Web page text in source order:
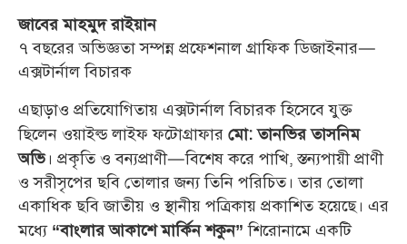
জাবের মাহমুদ রাইয়ান
৭ বছরের অভিজ্ঞতা সম্পন্ন প্রফেশনাল গ্রাফিক ডিজাইনার—
এক্সটার্নাল বিচারক
এছাড়াও প্রতিযোগিতায় এক্সটার্নাল বিচারক হিসেবে যুক্ত
ছিলেন ওয়াইল্ড লাইফ ফটোগ্রাফার মো: তানভির তাসনিম
অভি। প্রকৃতি ও বন্যপ্রাণী—বিশেষ করে পাখি, স্তন্যপায়ী প্রাণী
ও সরীসৃপের ছবি তোলার জন্য তিনি পরিচিত। তার তোলা
একাধিক ছবি জাতীয় ও স্থানীয় পত্রিকায় প্রকাশিত হয়েছে। এর
মধ্যে “বাংলার আকাশে মার্কিন শকুন” শিরোনামে একটি